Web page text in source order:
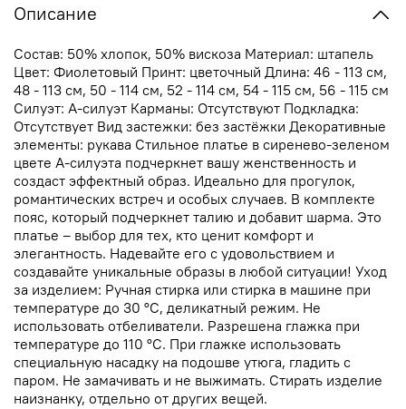
Описание
Состав: 50% хлопок, 50% вискоза Материал: штапель
Цвет: Фиолетовый Принт: цветочный Длина: 46 - 113 см,
48 - 113 см, 50 - 114 см, 52 - 114 см, 54 - 115 см, 56 - 115 см
Силуэт: А-силуэт Карманы: Отсутствуют Подкладка:
Отсутствует Вид застежки: без застёжки Декоративные
элементы: рукава Стильное платье в сиренево-зеленом
цвете А-силуэта подчеркнет вашу женственность и
создаст эффектный образ. Идеально для прогулок,
романтических встреч и особых случаев. В комплекте
пояс, который подчеркнет талию и добавит шарма. Это
платье – выбор для тех, кто ценит комфорт и
элегантность. Надевайте его с удовольствием и
создавайте уникальные образы в любой ситуации! Уход
за изделием: Ручная стирка или стирка в машине при
температуре до 30 °C, деликатный режим. Не
использовать отбеливатели. Разрешена глажка при
температуре до 110 °C. При глажке использовать
специальную насадку на подошве утюга, гладить с
паром. Не замачивать и не выжимать. Стирать изделие
наизнанку, отдельно от других вещей.